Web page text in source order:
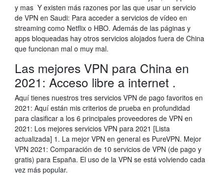
y mas Y existen más razones por las que usar un servicio
de VPN en Saudi: Para acceder a servicios de vídeo en
streaming como Netflix o HBO. Además de las páginas y
apps bloqueadas hay otros servicios alojados fuera de China
que funcionan mal o muy mal.
Las mejores VPN para China en
2021: Acceso libre a internet .
Aquí tienes nuestros tres servicios VPN de pago favoritos en
2021: Aquí están mis criterios de prueba en profundidad
para clasificar a los 6 principales proveedores de VPN en
2021: Los mejores servicios VPN para 2021 [Lista
actualizada] 1. La mejor VPN en general es PureVPN. Mejor
VPN 2021: Comparación de 10 servicios de VPN (de pago y
gratis) para España. El uso de la VPN se está volviendo cada
vez más popular.